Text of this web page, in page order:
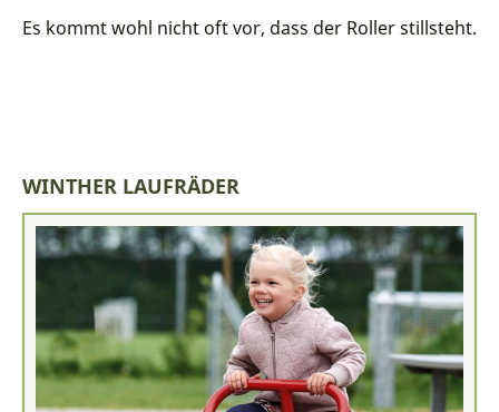
Es kommt wohl nicht oft vor, dass der Roller stillsteht.
WINTHER LAUFRÄDER